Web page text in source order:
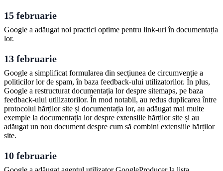
15 februarie
Google a adăugat noi practici optime pentru link-uri în documentația
lor.
13 februarie
Google a simplificat formularea din secțiunea de circumvenție a
politicilor lor de spam, în baza feedback-ului utilizatorilor. În plus,
Google a restructurat documentația lor despre sitemaps, pe baza
feedback-ului utilizatorilor. În mod notabil, au redus duplicarea între
protocolul hărților site și documentația lor, au adăugat mai multe
exemple la documentația lor despre extensiile hărților site și au
adăugat un nou document despre cum să combini extensiile hărților
site.
10 februarie